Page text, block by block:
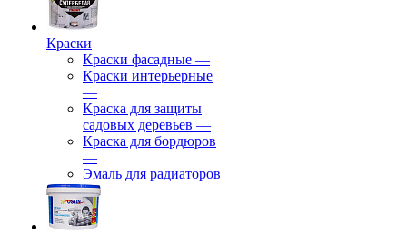
Краски
Краски фасадные —
Краски интерьерные
—
Краска для защиты
садовых деревьев —
⁠Краска для бордюров
—
Эмаль для радиаторов